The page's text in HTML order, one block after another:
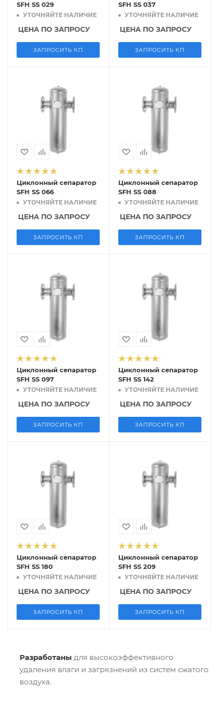
SFH SS 029
УТОЧНЯЙТЕ НАЛИЧИЕ
ЦЕНА ПО ЗАПРОСУ
ЗАПРОСИТЬ КП
SFH SS 037
УТОЧНЯЙТЕ НАЛИЧИЕ
ЦЕНА ПО ЗАПРОСУ
ЗАПРОСИТЬ КП
Циклонный сепаратор
SFH SS 066
УТОЧНЯЙТЕ НАЛИЧИЕ
ЦЕНА ПО ЗАПРОСУ
ЗАПРОСИТЬ КП
Циклонный сепаратор
SFH SS 088
УТОЧНЯЙТЕ НАЛИЧИЕ
ЦЕНА ПО ЗАПРОСУ
ЗАПРОСИТЬ КП
Циклонный сепаратор
SFH SS 097
УТОЧНЯЙТЕ НАЛИЧИЕ
ЦЕНА ПО ЗАПРОСУ
ЗАПРОСИТЬ КП
Циклонный сепаратор
SFH SS 142
УТОЧНЯЙТЕ НАЛИЧИЕ
ЦЕНА ПО ЗАПРОСУ
ЗАПРОСИТЬ КП
Циклонный сепаратор
SFH SS 180
УТОЧНЯЙТЕ НАЛИЧИЕ
ЦЕНА ПО ЗАПРОСУ
ЗАПРОСИТЬ КП
Циклонный сепаратор
SFH SS 209
УТОЧНЯЙТЕ НАЛИЧИЕ
ЦЕНА ПО ЗАПРОСУ
ЗАПРОСИТЬ КП
Разработаны для высокоэффективного
удаления влаги и загрязнений из систем сжатого
воздуха.